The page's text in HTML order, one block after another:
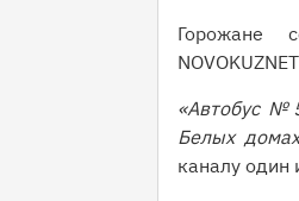
Горожане
«Автобус №
Белых
каналу один